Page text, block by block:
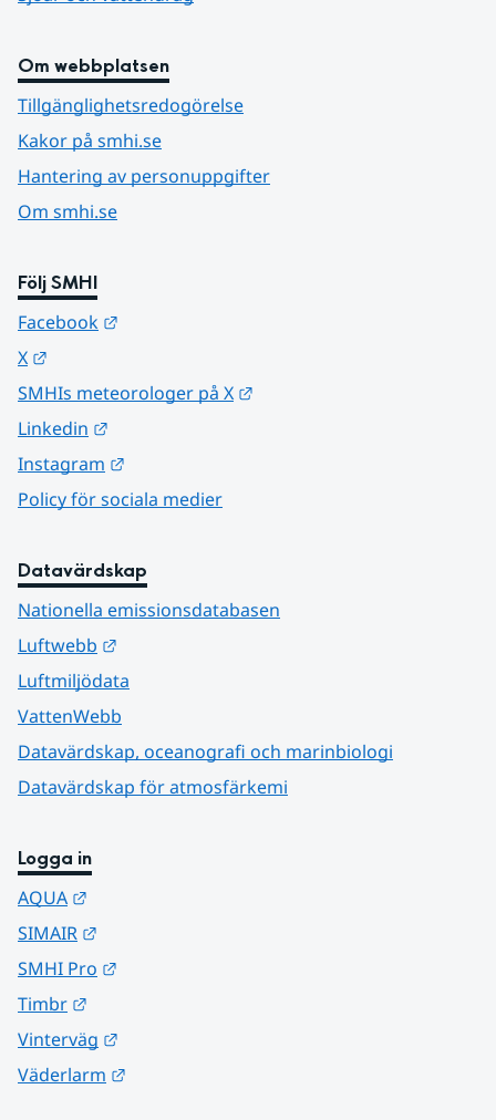
Om webbplatsen
Tillgänglighetsredogörelse
Kakor på smhi.se
Hantering av personuppgifter
Om smhi.se
Följ SMHI
Facebook
X
SMHIs meteorologer på X
Linkedin
Instagram
Policy för sociala medier
Datavärdskap
Nationella emissionsdatabasen
Luftwebb
Luftmiljödata
VattenWebb
Datavärdskap, oceanografi och marinbiologi
Datavärdskap för atmosfärkemi
Logga in
AQUA
SIMAIR
SMHI Pro
Timbr
Vinterväg
Väderlarm